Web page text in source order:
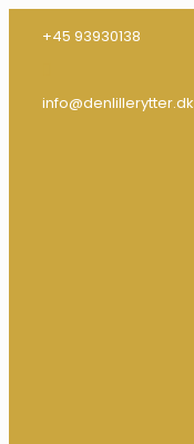
+45 93930138
info@denlillerytter.dk